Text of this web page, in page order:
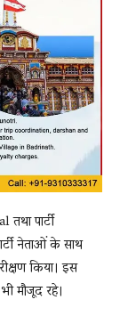
पार्टी
नेताओं के साथ
किया। इस
मौजूद रहे।